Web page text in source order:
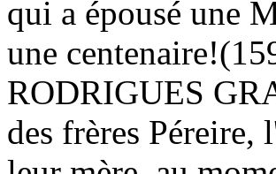
qui a épousé une
une
RODRIGUES
des frères Péreire,